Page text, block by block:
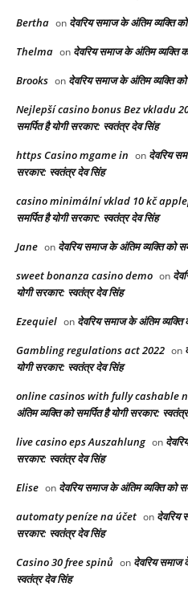
Bertha on देवरिय समाज के अंतिम व्यक्ति
Thelma on देवरिय समाज के अंतिम व्यक्ति
Brooks on देवरिय समाज के अंतिम व्यक्ति
Nejlepší casino bonus Bez vkladu
समर्पित है योगी सरकार: स्वतंत्र देव सिंह
https Casino mgame in on देवरिय
सरकार: स्वतंत्र देव सिंह
casino minimální vklad 10 kč
समर्पित है योगी सरकार: स्वतंत्र देव सिंह
Jane on देवरिय समाज के अंतिम व्यक्ति को
sweet bonanza casino demo on
योगी सरकार: स्वतंत्र देव सिंह
Ezequiel on देवरिय समाज के अंतिम व्यक्ति
Gambling regulations act 2022 on
योगी सरकार: स्वतंत्र देव सिंह
online casinos with fully cashable
अंतिम व्यक्ति को समर्पित है योगी सरकार:
live casino eps Auszahlung on
सरकार: स्वतंत्र देव सिंह
Elise on देवरिय समाज के अंतिम व्यक्ति को
automaty peníze na účet on देवरिय
सरकार: स्वतंत्र देव सिंह
Casino 30 free spinů on देवरिय समाज
स्वतंत्र देव सिंह